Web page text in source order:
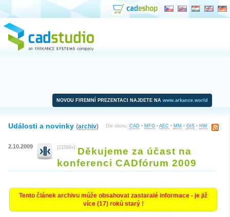
NOVOU FIREMNÍ PREZENTACI NAJDETE NA www.arkance.world
Dle oboru: CAD • MFG • AEC • MM • GIS • HW
Události a novinky (archiv)
2.10.2009 [21588x]
Děkujeme za účast na
konferenci CADfórum 2009
Tento článek archivu může obsahovat zastaralé informace - je již
více (17) roků starý !